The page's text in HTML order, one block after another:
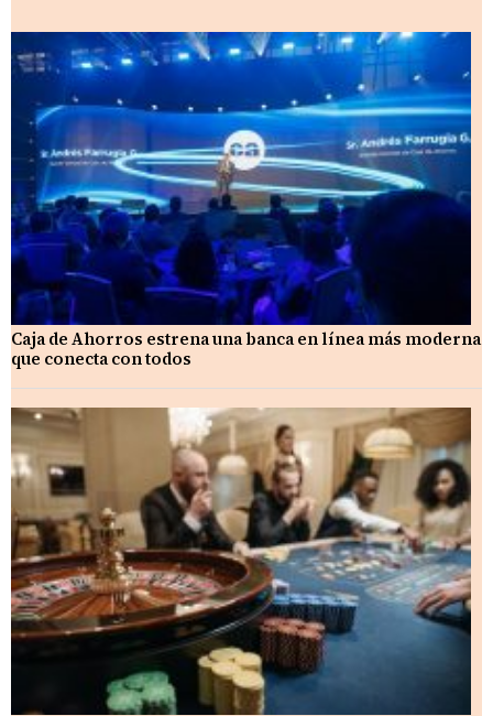
Caja de Ahorros estrena una banca en línea más moderna
que conecta con todos